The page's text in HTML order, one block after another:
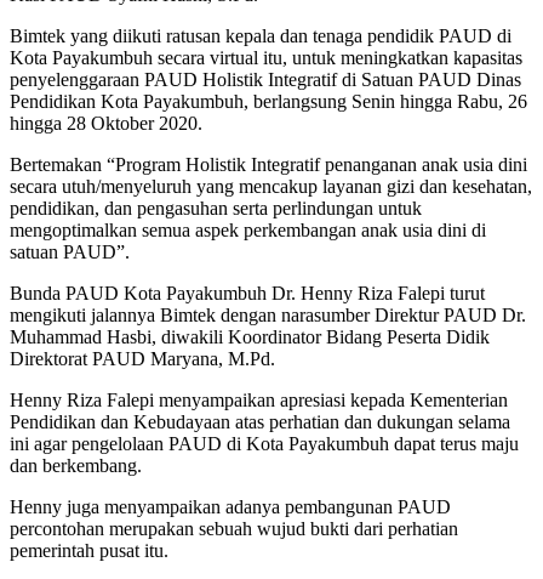
Bimtek yang diikuti ratusan kepala dan tenaga pendidik PAUD di
Kota Payakumbuh secara virtual itu, untuk meningkatkan kapasitas
penyelenggaraan PAUD Holistik Integratif di Satuan PAUD Dinas
Pendidikan Kota Payakumbuh, berlangsung Senin hingga Rabu, 26
hingga 28 Oktober 2020.
Bertemakan “Program Holistik Integratif penanganan anak usia dini
secara utuh/menyeluruh yang mencakup layanan gizi dan kesehatan,
pendidikan, dan pengasuhan serta perlindungan untuk
mengoptimalkan semua aspek perkembangan anak usia dini di
satuan PAUD”.
Bunda PAUD Kota Payakumbuh Dr. Henny Riza Falepi turut
mengikuti jalannya Bimtek dengan narasumber Direktur PAUD Dr.
Muhammad Hasbi, diwakili Koordinator Bidang Peserta Didik
Direktorat PAUD Maryana, M.Pd.
Henny Riza Falepi menyampaikan apresiasi kepada Kementerian
Pendidikan dan Kebudayaan atas perhatian dan dukungan selama
ini agar pengelolaan PAUD di Kota Payakumbuh dapat terus maju
dan berkembang.
Henny juga menyampaikan adanya pembangunan PAUD
percontohan merupakan sebuah wujud bukti dari perhatian
pemerintah pusat itu.